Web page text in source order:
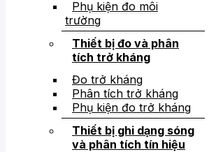
Phụ kiện đo môi
trường
Thiết bị đo và phân
tích trở kháng
Đo trở kháng
Phân tích trở kháng
Phụ kiện đo trở kháng
Thiết bị ghi dạng sóng
và phân tích tín hiệu